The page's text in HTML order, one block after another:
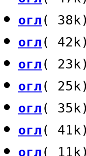
огл(
огл(
огл(
огл(
огл(
огл(
огл(